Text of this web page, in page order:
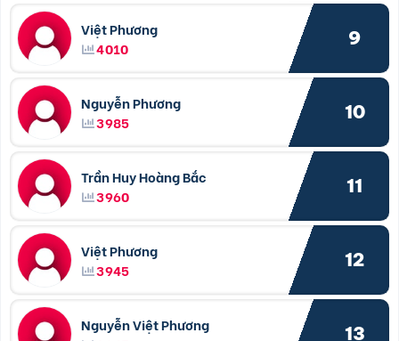
Việt Phương
4010
9
Nguyễn Phương
3985
10
Trần Huy Hoàng Bắc
3960
11
Việt Phương
3945
12
Nguyễn Việt Phương
13